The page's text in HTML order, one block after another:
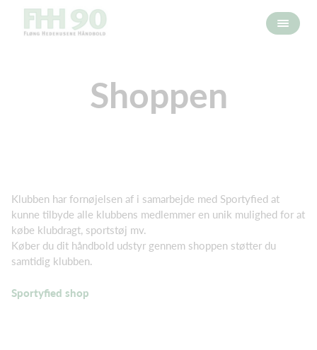
Shoppen
Klubben har fornøjelsen af i samarbejde med Sportyfied at
kunne tilbyde alle klubbens medlemmer en unik mulighed for at
købe klubdragt, sportstøj mv.
Køber du dit håndbold udstyr gennem shoppen støtter du
samtidig klubben.
Sportyfied shop